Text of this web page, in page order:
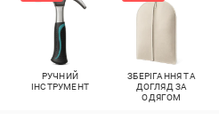
РУЧНИЙ
ІНСТРУМЕНТ
ЗБЕРІГАННЯ ТА
ДОГЛЯД ЗА
ОДЯГОМ